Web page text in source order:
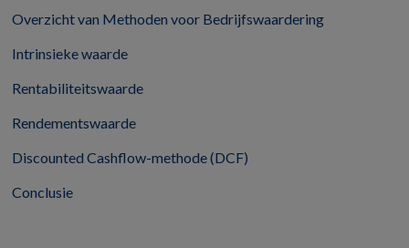
Overzicht van Methoden voor Bedrijfswaardering
Intrinsieke waarde
Rentabiliteitswaarde
Rendementswaarde
Discounted Cashflow-methode (DCF)
Conclusie